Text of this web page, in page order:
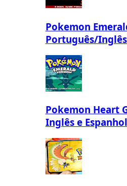
Pokemon
Português/
Pokemon Heart
Inglês e Espanhol